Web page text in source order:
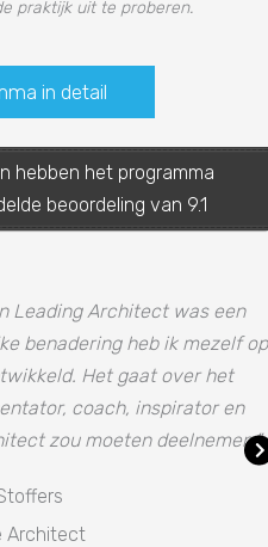
praktijk uit te proberen.
in detail
hebben het programma
beoordeling van 9.1
Leading Architect was een
benadering heb ik mezelf op
Het gaat over het
coach, inspirator en
zou moeten deelnemen.”
Architect